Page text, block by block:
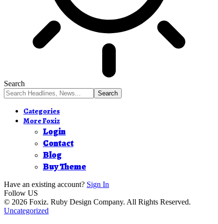
Search
Categories
More Foxiz
Login
Contact
Blog
Buy Theme
Have an existing account? Sign In
Follow US
© 2026 Foxiz. Ruby Design Company. All Rights Reserved.
Uncategorized